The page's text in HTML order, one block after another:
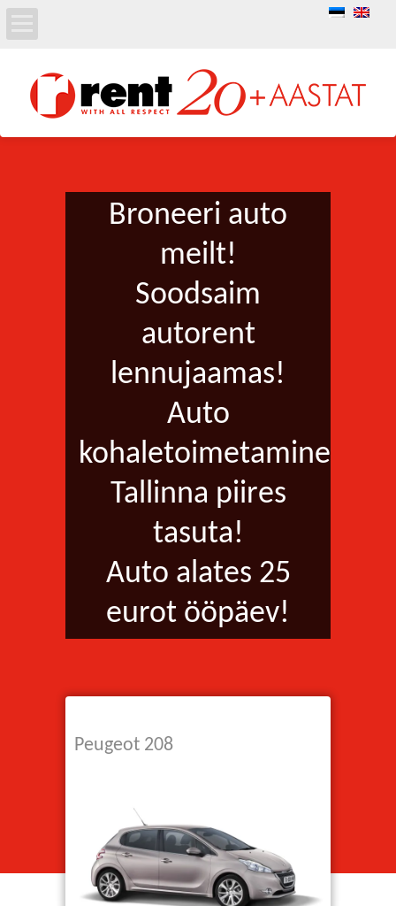
Broneeri auto
meilt!
Soodsaim
autorent
lennujaamas!
Auto
kohaletoimetamine
Tallinna piires
tasuta!
Auto alates 25
eurot ööpäev!
Peugeot 208